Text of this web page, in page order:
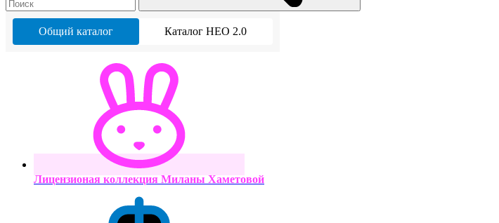
Общий каталог Каталог НЕО 2.0
Лицензионая коллекция Миланы Хаметовой